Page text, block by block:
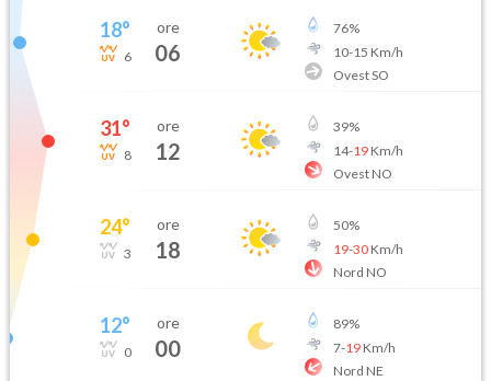
18°
6
ore
06
76%
10-15 Km/h
Ovest SO
31°
8
ore
12
39%
14-19Km/h
Ovest NO
24°
3
ore
18
50%
19-30Km/h
Nord NO
12°
0
ore
00
89%
7-19Km/h
Nord NE